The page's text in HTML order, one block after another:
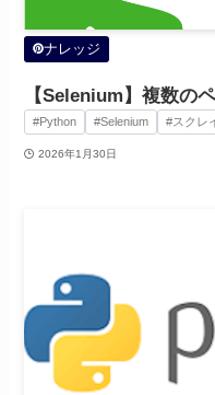
ナレッジ
【Selenium】複数の
#Python #Selenium #スクレ
2026年1月30日